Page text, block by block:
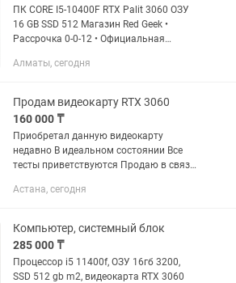
ПК CORE I5-10400F RTX Palit 3060 ОЗУ
16 GB SSD 512 Магазин Red Geek •
Рассрочка 0-0-12 • Официальная
оплату. • ПК CORE I5-10400F | NVIDIA
Алматы, сегодня
Продам видеокарту RTX 3060
160 000 ₸
Приобретал данную видеокарту
недавно В идеальном состоянии Все
тесты приветствуются Продаю в связи
Астана, сегодня
Компьютер, системный блок
285 000 ₸
Процессор i5 11400f, ОЗУ 16гб 3200,
SSD 512 gb m2, видеокарта RTX 3060